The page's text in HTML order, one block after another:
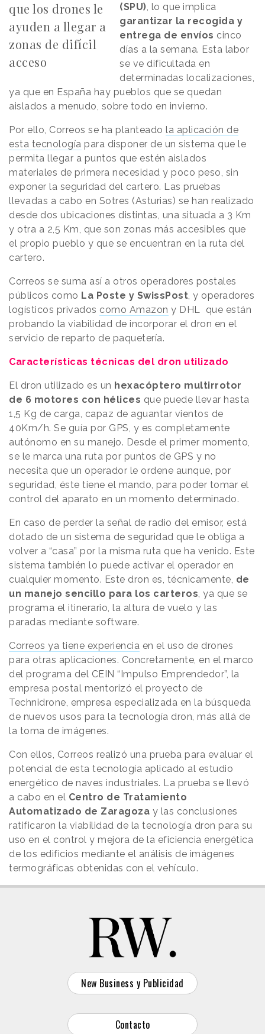
que los drones le
ayuden a llegar a
zonas de difícil
acceso
(SPU), lo que implica
garantizar la recogida y
entrega de envíos cinco
días a la semana. Esta labor
se ve dificultada en
determinadas localizaciones,
ya que en España hay pueblos que se quedan
aislados a menudo, sobre todo en invierno.
Por ello, Correos se ha planteado la aplicación de
esta tecnología para disponer de un sistema que le
permita llegar a puntos que estén aislados
materiales de primera necesidad y poco peso, sin
exponer la seguridad del cartero. Las pruebas
llevadas a cabo en Sotres (Asturias) se han realizado
desde dos ubicaciones distintas, una situada a 3 Km
y otra a 2,5 Km, que son zonas más accesibles que
el propio pueblo y que se encuentran en la ruta del
cartero.
Correos se suma así a otros operadores postales
públicos como La Poste y SwissPost, y operadores
logísticos privados como Amazon y DHL que están
probando la viabilidad de incorporar el dron en el
servicio de reparto de paquetería.
Características técnicas del dron utilizado
El dron utilizado es un hexacóptero multirrotor
de 6 motores con hélices que puede llevar hasta
1,5 Kg de carga, capaz de aguantar vientos de
40Km/h. Se guía por GPS, y es completamente
autónomo en su manejo. Desde el primer momento,
se le marca una ruta por puntos de GPS y no
necesita que un operador le ordene aunque, por
seguridad, éste tiene el mando, para poder tomar el
control del aparato en un momento determinado.
En caso de perder la señal de radio del emisor, está
dotado de un sistema de seguridad que le obliga a
volver a “casa” por la misma ruta que ha venido. Este
sistema también lo puede activar el operador en
cualquier momento. Este dron es, técnicamente, de
un manejo sencillo para los carteros, ya que se
programa el itinerario, la altura de vuelo y las
paradas mediante software.
Correos ya tiene experiencia en el uso de drones
para otras aplicaciones. Concretamente, en el marco
del programa del CEIN “Impulso Emprendedor”, la
empresa postal mentorizó el proyecto de
Technidrone, empresa especializada en la búsqueda
de nuevos usos para la tecnología dron, más allá de
la toma de imágenes.
Con ellos, Correos realizó una prueba para evaluar el
potencial de esta tecnología aplicado al estudio
energético de naves industriales. La prueba se llevó
a cabo en el Centro de Tratamiento
Automatizado de Zaragoza y las conclusiones
ratificaron la viabilidad de la tecnología dron para su
uso en el control y mejora de la eficiencia energética
de los edificios mediante el análisis de imágenes
termográficas obtenidas con el vehículo.
New Business y Publicidad
Contacto